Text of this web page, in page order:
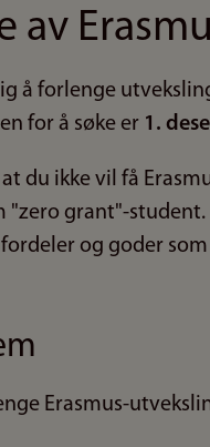
av
å forlenge
for å søke er 1.
du ikke vil få
"zero grant"-
og goder
Erasmus-